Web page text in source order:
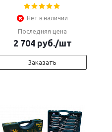
Нет в наличии
Последняя цена
2 704руб./шт
Заказать